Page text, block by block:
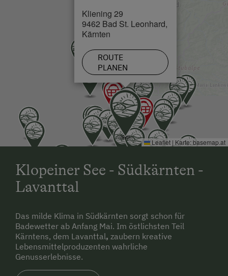
Loipe in 15 kmKliening 29
9462 Bad St. Leonhard,
Kärnten
ROUTE
PLANEN
Leaflet | Karte:basemap.at
Klopeiner See - Südkärnten -
Lavanttal
Das milde Klima in Südkärnten sorgt schon für
Badewetter ab Anfang Mai. Im östlichsten Teil
Kärntens, dem Lavanttal, zaubern kreative
Lebensmittelproduzenten wahrliche
Genusserlebnisse.